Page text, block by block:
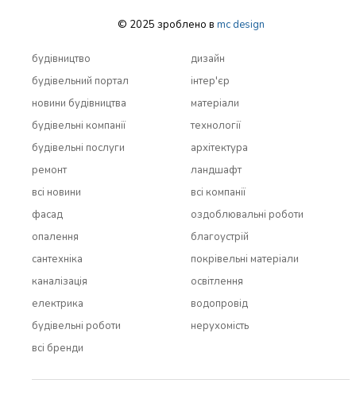
© 2025 зроблено в mc design
будівництво
будівельний портал
новини будівництва
будівельні компанії
будівельні послуги
ремонт
всi новини
дизайн
інтер'єр
матеріали
технології
архітектура
ландшафт
всi компанії
фасад
опалення
сантехніка
каналізація
електрика
будівельні роботи
всi бренди
оздоблювальні роботи
благоустрій
покрівельні матеріали
освітлення
водопровід
нерухомість